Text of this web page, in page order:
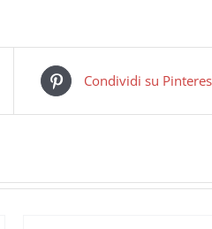
Condividi su